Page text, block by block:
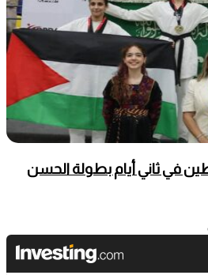
في ثاني أيام بطولة الحسن